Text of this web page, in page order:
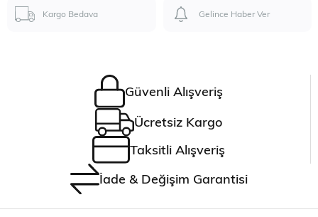
Kargo Bedava Gelince Haber Ver
Güvenli Alışveriş
Ücretsiz Kargo
Taksitli Alışveriş
İade & Değişim Garantisi